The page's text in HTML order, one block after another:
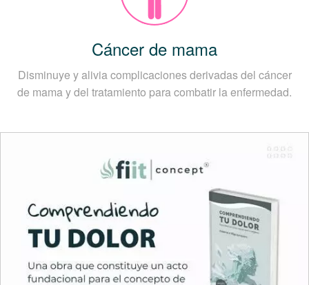
Cáncer de mama
Disminuye y alivia complicaciones derivadas del cáncer
de mama y del tratamiento para combatir la enfermedad.